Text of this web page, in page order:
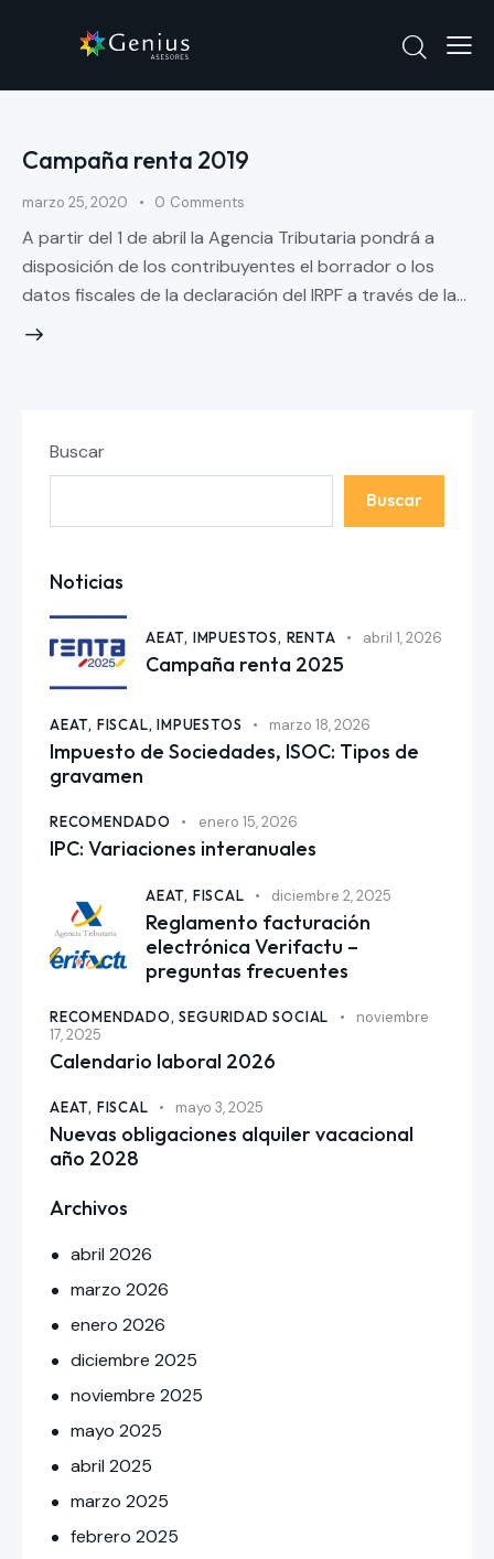
Campaña renta 2019
marzo 25, 2020 0 Comments
A partir del 1 de abril la Agencia Tributaria pondrá a
disposición de los contribuyentes el borrador o los
datos fiscales de la declaración del IRPF a través de la…
Buscar
Buscar
Noticias
AEAT, IMPUESTOS, RENTA abril 1, 2026
Campaña renta 2025
AEAT, FISCAL,IMPUESTOS marzo 18, 2026
Impuesto de Sociedades, ISOC: Tipos de
gravamen
RECOMENDADO enero 15, 2026
IPC: Variaciones interanuales
AEAT, FISCAL diciembre 2, 2025
Reglamento facturación
electrónica Verifactu –
preguntas frecuentes
RECOMENDADO,SEGURIDAD SOCIAL
noviembre
17, 2025
Calendario laboral 2026
AEAT, FISCAL mayo 3, 2025
Nuevas obligaciones alquiler vacacional
año 2028
Archivos
abril2026
marzo2026
enero2026
diciembre2025
noviembre2025
mayo2025
abril2025
marzo2025
febrero2025